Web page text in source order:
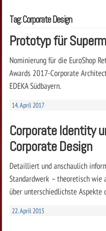
Tag: Corporate Design
Prototyp für
Nominierung für die EuroShop
Awards 2017-Corporate
EDEKA Südbayern.
14. April 2017
Corporate Identity
Corporate Design
Detailliert und anschaulich
Standardwerk – theoretisch wie
über unterschiedlichste
22. April 2015